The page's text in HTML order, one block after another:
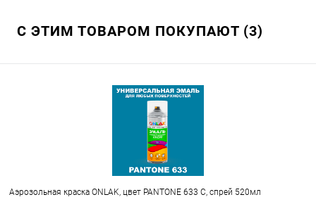
С ЭТИМ ТОВАРОМ ПОКУПАЮТ (3)
Аэрозольная краска ONLAK, цвет PANTONE 633 C, спрей 520мл